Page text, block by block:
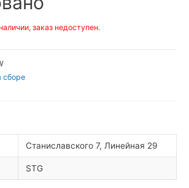
заказ недоступен.
сборе
Станиславского 7, Линейная 29
STG